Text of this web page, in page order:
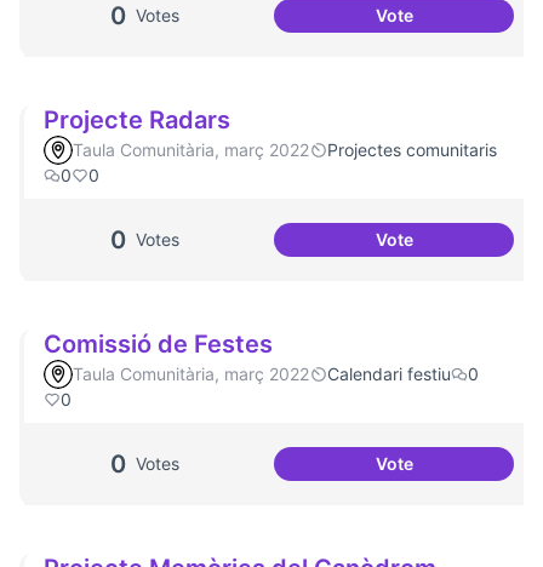
0 Votes VoteJornades de
Projecte Radars
Taula Comunitària, març 2022
Projectes comunitaris
0
0
0 Votes VoteProjecte Radars
Comissió de Festes
Taula Comunitària, març 2022 Calendari festiu
0
0
0 Votes VoteComissió de